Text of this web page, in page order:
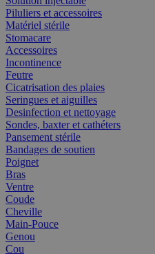
Piluliers et accessoires
Matériel stérile
Stomacare
Accessoires
Incontinence
Feutre
Cicatrisation des plaies
Seringues et aiguilles
Desinfection et nettoyage
Sondes, baxter et cathéters
Pansement stérile
Bandages de soutien
Poignet
Bras
Ventre
Coude
Cheville
Main-Pouce
Genou
Cou